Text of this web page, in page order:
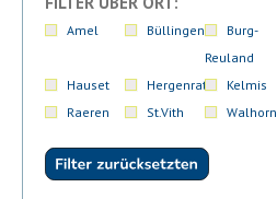
Amel Büllingen
Burg-
Reuland
Hauset
Hergenrath Kelmis
Raeren
St.Vith Walhorn